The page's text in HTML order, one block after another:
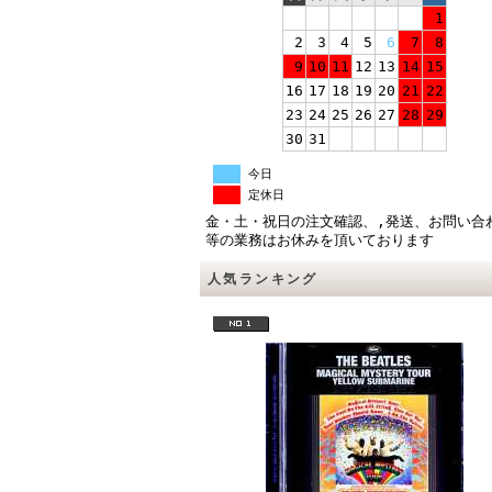
1
2
3 4 5 6 7
8
9 10 11 12 13 14 15
16 17 18 19 20 21 22
23 24 25 26 27 28 29
30 31
今日
定休日
金・土・祝日の注文確認、,発送、お問い合
等の業務はお休みを頂いております
人気ランキング